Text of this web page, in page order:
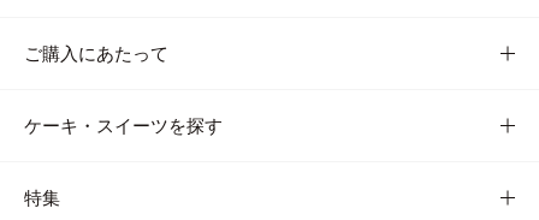
ご購入にあたって
ケーキ・スイーツを探す
特集